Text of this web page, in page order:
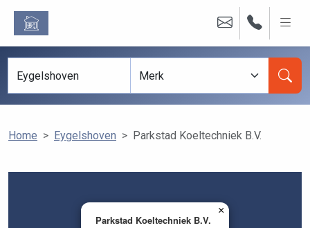
Home Eygelshoven Parkstad Koeltechniek B.V.
Parkstad Koeltechniek B.V.
×